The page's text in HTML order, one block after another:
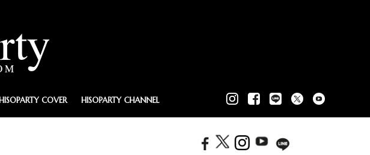
COVER HISOPARTY CHANNEL